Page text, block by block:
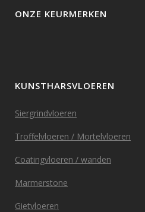
ONZE KEURMERKEN
KUNSTHARSVLOEREN
Siergrindvloeren
Troffelvloeren / Mortelvloeren
Coatingvloeren / wanden
Marmerstone
Gietvloeren